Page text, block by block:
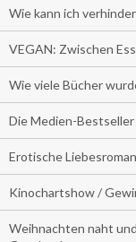
Wie kann ich
VEGAN: Zwischen
Wie viele Bücher
Die Medien-Bestseller
Erotische
Kinochartshow /
Weihnachten naht